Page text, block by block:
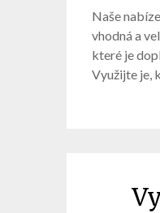
Naše
vhodná a
které je
Využijte je,